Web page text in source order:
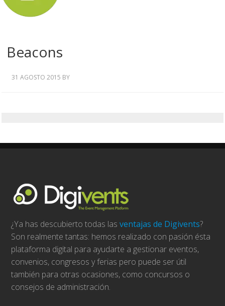
Beacons
31 AGOSTO 2015 BY
¿Ya has descubierto todas lasventajas de Digivents?
Son realmente tantas: hemos realizado con pasión ésta
plataforma digital para ayudarte a gestionar eventos,
convenios, congresos y ferias pero puede ser útil
también para otras ocasiones, como concursos o
consejos de administración.